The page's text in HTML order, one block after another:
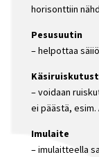
horisonttiin
Pesusuutin
– helpottaa
– voidaan
ei päästä, esim.
Imulaite
– imulaitteella